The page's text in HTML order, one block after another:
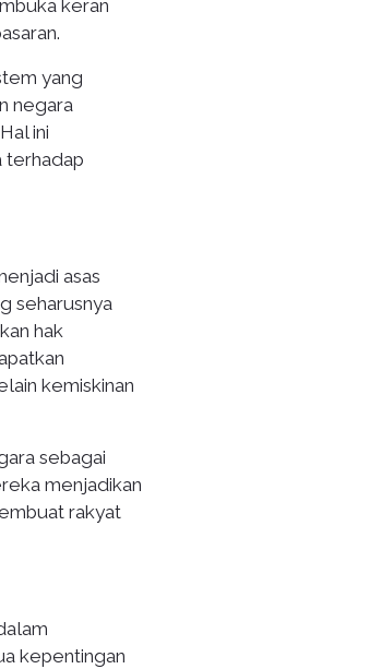
keran
yang
negara
ini
terhadap
asas
seharusnya
hak
kemiskinan
sebagai
menjadikan
rakyat
kepentingan